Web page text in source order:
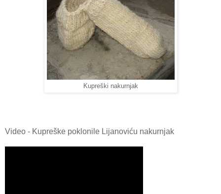
Kupreški nakurnjak
Video - Kupreške poklonile Lijanoviću nakurnjak